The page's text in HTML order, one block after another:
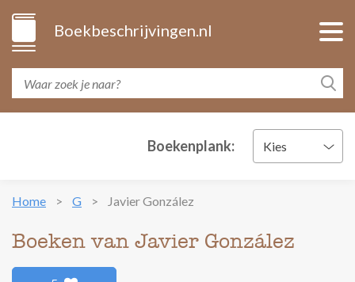
Boekbeschrijvingen.nl
Boekenplank: Kies
Home G Javier González
Boeken van Javier González